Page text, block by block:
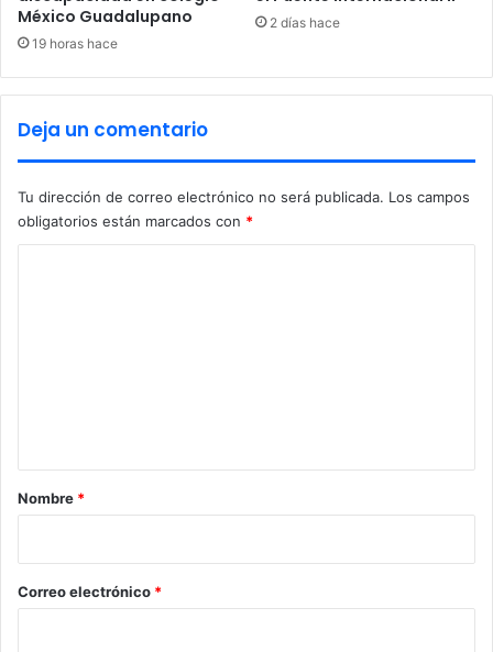
r
o
e
i
d
e
a
S
a
u
”
r
a
n
e
d
i
c
l
México Guadalupano
19 horas hace
2 días hace
Deja un comentario
Tu dirección de correo electrónico no será publicada. Los campos
obligatorios están marcados con *
r
*
Nombre *
Correo electrónico *